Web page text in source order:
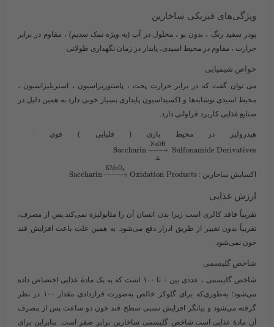
ویژگی‌های فیزیکی ساخارین
پودر سفید رنگ ، بدون بو ، محلول در آب (به ویژه نمک سدیم) ، مقاوم در برابر
حرارت ، مقاوم در محیط اسیدی، پایدار در زمان نگهداری طولانی
خواص شیمیایی
می توان گفت که در برابر حرارت پخت ، پاستوریزاسیون ، استریلیزاسیون ،
محیط اسیدی نوشابه‌ها و اکسیداسیون پایداری بسیار خوبی دارد.به همین دلیل در
صنایع غذایی کاربرد فراوانی دارد.
هیدرولیز در محیط بازی ( قلیایی ) قوی : ​
Saccharin − →
−−
Δ
NaOH
Sulfonamide Derivatives
اکسایش ساخارین : ​ Saccharin − →
−−−
KMnO4
Oxidation Products
ارزش غذایی
تقریباً فاقد کالری است زیرا بدن انسان آن را متابولیزه نمی‌کند.پس از مصرف،
تقریباً بدون تغییر از طریق ادرار دفع می‌شود. به همین علت باعث افزایش قند
خون نمی‌شود.
شاخص گلیسمی
شاخص گلیسمی ،
عددی بین ۰ تا ۱۰۰ است که به یک مادهٔ غذایی اختصاص داده
می‌شود؛ به‌طوری‌که برای گلوکز خالص به‌صورت قراردادی مقدار ۱۰۰ در نظر
گرفته می‌شود و بیانگر افزایش نسبی سطح قند خون دو ساعت پس از مصرف
آن مادهٔ غذایی است. شاخص گلیسمی ساخارین برابر صفر
است. بنابراین برای